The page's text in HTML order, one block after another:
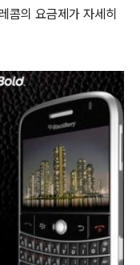
콤의 요금제가 자세히